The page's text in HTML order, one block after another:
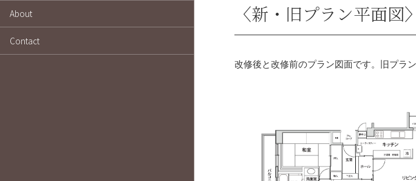
About
Contact
〈新・旧プラン平面図〉
改修後と改修前のプラン図面です。旧プラ